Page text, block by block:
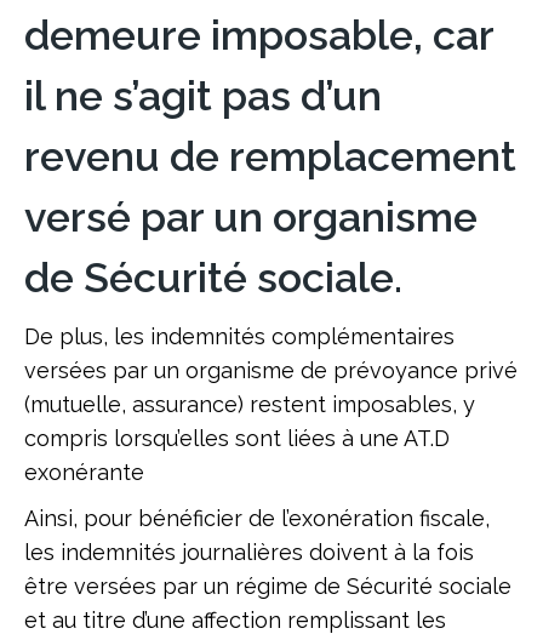
demeure imposable, car
il ne s’agit pas d’un
revenu de remplacement
versé par un organisme
de Sécurité sociale.
De plus, les indemnités complémentaires
versées par un organisme de prévoyance privé
(mutuelle, assurance) restent imposables, y
compris lorsqu’elles sont liées à une AT.D
exonérante
Ainsi, pour bénéficier de l’exonération fiscale,
les indemnités journalières doivent à la fois
être versées par un régime de Sécurité sociale
et au titre d’une affection remplissant les